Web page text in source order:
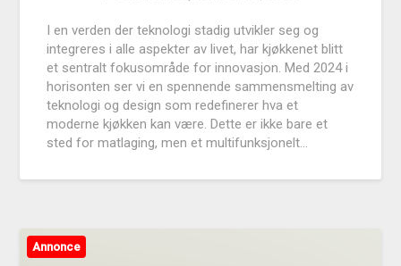
I en verden der teknologi stadig utvikler seg og
integreres i alle aspekter av livet, har kjøkkenet blitt
et sentralt fokusområde for innovasjon. Med 2024 i
horisonten ser vi en spennende sammensmelting av
teknologi og design som redefinerer hva et
moderne kjøkken kan være. Dette er ikke bare et
sted for matlaging, men et multifunksjonelt…
Annonce